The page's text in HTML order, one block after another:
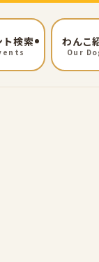
ト検索 わんこ
Our